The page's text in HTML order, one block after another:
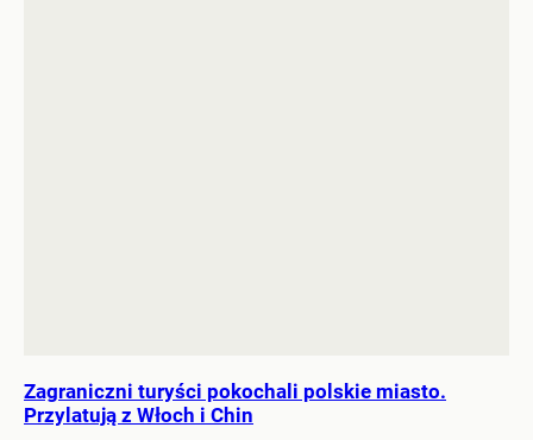
Zagraniczni turyści pokochali polskie miasto.
Przylatują z Włoch i Chin